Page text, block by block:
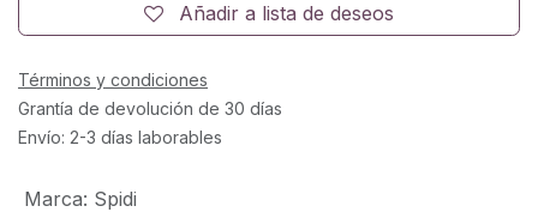
Añadir a lista de deseos
Términos y condiciones
Grantía de devolución de 30 días
Envío: 2-3 días laborables
Marca: Spidi